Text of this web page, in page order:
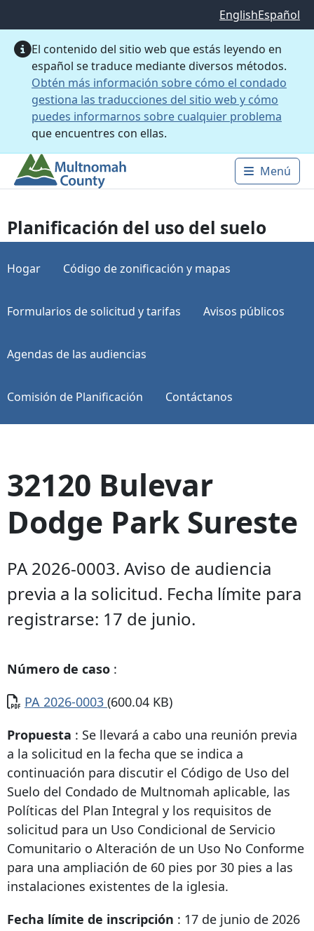
EnglishEspañol
El contenido del sitio web que estás leyendo en
español se traduce mediante diversos métodos.
Obtén más información sobre cómo el condado
gestiona las traducciones del sitio web y cómo
puedes informarnos sobre cualquier problema
que encuentres con ellas.
Main
Menú
Planificación del uso del suelo
Hogar Código de zonificación y mapas
Formularios de solicitud y tarifas Avisos públicos
Agendas de las audiencias
Comisión de Planificación Contáctanos
32120 Bulevar
Dodge Park Sureste
PA 2026-0003. Aviso de audiencia
previa a la solicitud. Fecha límite para
registrarse: 17 de junio.
Número de caso :
Documento
PA 2026-0003 (600.04 KB)
Propuesta : Se llevará a cabo una reunión previa
a la solicitud en la fecha que se indica a
continuación para discutir el Código de Uso del
Suelo del Condado de Multnomah aplicable, las
Políticas del Plan Integral y los requisitos de
solicitud para un Uso Condicional de Servicio
Comunitario o Alteración de un Uso No Conforme
para una ampliación de 60 pies por 30 pies a las
instalaciones existentes de la iglesia.
Fecha límite de inscripción : 17 de junio de 2026